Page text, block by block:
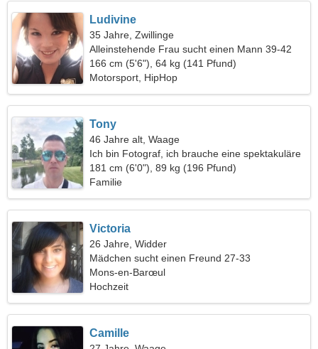
Ludivine
35 Jahre, Zwillinge
Alleinstehende Frau sucht einen Mann 39-42
166 cm (5'6"), 64 kg (141 Pfund)
Motorsport, HipHop
Tony
46 Jahre alt, Waage
Ich bin Fotograf, ich brauche eine spektakuläre
Frau
181 cm (6'0"), 89 kg (196 Pfund)
Familie
Victoria
26 Jahre, Widder
Mädchen sucht einen Freund 27-33
Mons-en-Barœul
Hochzeit
Camille